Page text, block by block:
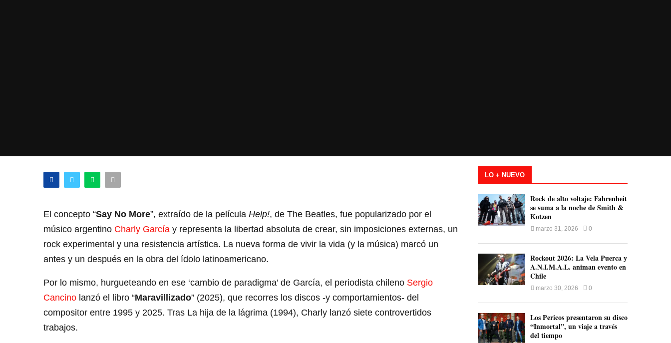
El concepto “Say No More”, extraído de la película Help!, de The Beatles, fue popularizado por el
músico argentino Charly García y representa la libertad absoluta de crear, sin imposiciones externas, un
rock experimental y una resistencia artística. La nueva forma de vivir la vida (y la música) marcó un
antes y un después en la obra del ídolo latinoamericano.
Por lo mismo, hurgueteando en ese ‘cambio de paradigma’ de García, el periodista chileno Sergio
Cancino lanzó el libro “Maravillizado” (2025), que recorres los discos -y comportamientos- del
compositor entre 1995 y 2025. Tras La hija de la lágrima (1994), Charly lanzó siete controvertidos
trabajos.
LO + NUEVO
Rock de alto voltaje: Fahrenheit
se suma a la noche de Smith &
Kotzen
marzo 31, 2026 0
Rockout 2026: La Vela Puerca y
A.N.I.M.A.L. animan evento en
Chile
marzo 30, 2026 0
Los Pericos presentaron su disco
“Inmortal”, un viaje a través
del tiempo